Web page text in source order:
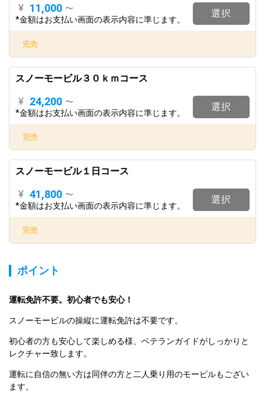
¥ 11,000 〜
*金額はお支払い画面の表示内容に準じます。
選択
完売
スノーモービル３０ｋｍコース
¥ 24,200 〜
*金額はお支払い画面の表示内容に準じます。
選択
完売
スノーモービル１日コース
¥ 41,800 〜
*金額はお支払い画面の表示内容に準じます。
選択
完売
ポイント
運転免許不要。初心者でも安心！
スノーモービルの操縦に運転免許は不要です。
初心者の方も安心して楽しめる様、ベテランガイドがしっかりと
レクチャー致します。
運転に自信の無い方は同伴の方と二人乗り用のモービルもござい
ます。